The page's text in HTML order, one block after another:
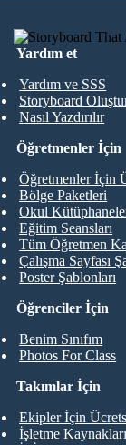
Yardım et
Yardım ve SSS
Storyboard
Nasıl Yazdırılır
Öğrenciler İçin
Benim Sınıfım
Photos For Class
Öğretmenler İçin
Öğretmenler İçin
Bölge Paketleri
Okul
Eğitim Seansları
Tüm Öğretmen
Çalışma Sayfası
Poster Şablonları
Takımlar İçin
Ekipler İçin
İşletme Kaynakları